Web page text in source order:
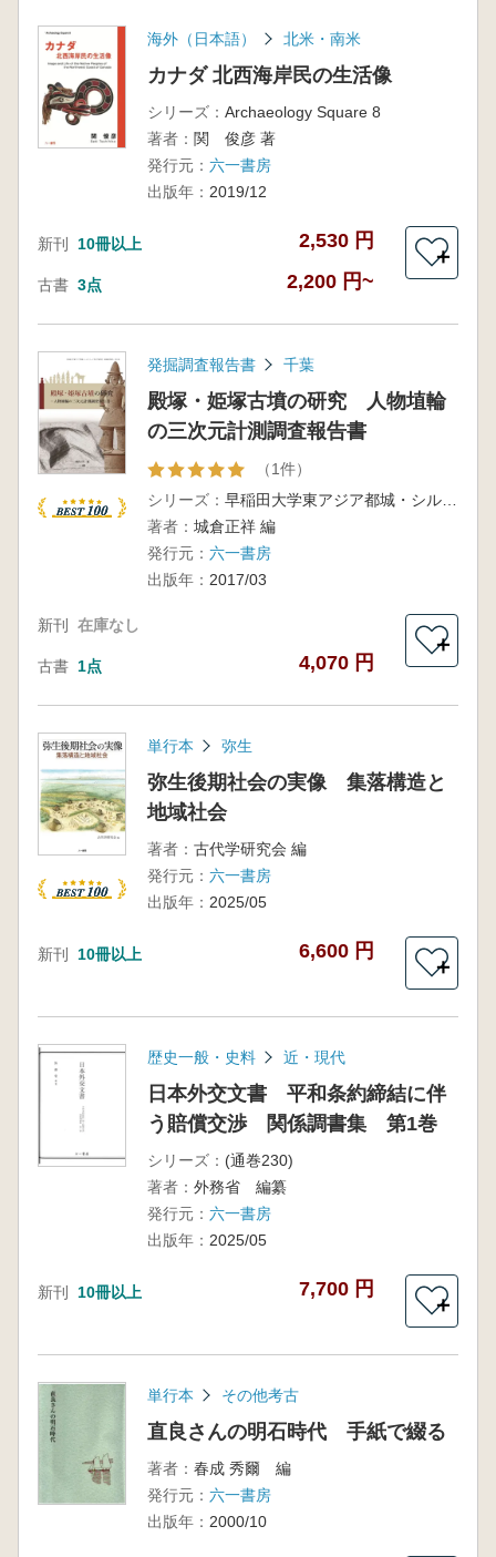
海外（日本語） 北米・南米
カナダ 北西海岸民の生活像
シリーズ： Archaeology Square 8
著者： 関 俊彦 著
発行元： 六一書房
出版年： 2019/12
新刊 10冊以上 2,530 円
古書 3点 2,200 円~
＋
発掘調査報告書 千葉
殿塚・姫塚古墳の研究 人物埴輪
の三次元計測調査報告書
（1件）
シリーズ：
早稲田大学東アジア都城・シルクロード考古学研究所調査研究報告第3冊
著者： 城倉正祥 編
発行元： 六一書房
出版年： 2017/03
新刊 在庫なし
古書 1点 4,070 円
＋
単行本 弥生
弥生後期社会の実像 集落構造と
地域社会
著者： 古代学研究会 編
発行元： 六一書房
出版年： 2025/05
新刊 10冊以上 6,600 円
＋
歴史一般・史料 近・現代
日本外交文書 平和条約締結に伴
う賠償交渉 関係調書集 第1巻
シリーズ： (通巻230)
著者： 外務省 編纂
発行元： 六一書房
出版年： 2025/05
新刊 10冊以上 7,700 円
＋
単行本 その他考古
直良さんの明石時代 手紙で綴る
著者： 春成 秀爾 編
発行元： 六一書房
出版年： 2000/10